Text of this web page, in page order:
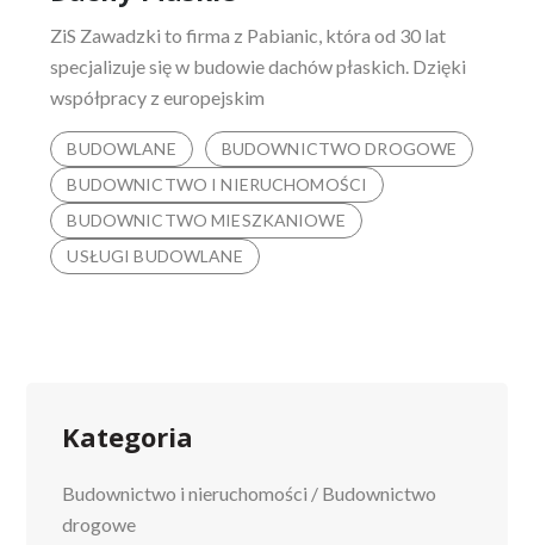
ZiS Zawadzki to firma z Pabianic, która od 30 lat
specjalizuje się w budowie dachów płaskich. Dzięki
współpracy z europejskim
BUDOWLANE
BUDOWNICTWO DROGOWE
BUDOWNICTWO I NIERUCHOMOŚCI
BUDOWNICTWO MIESZKANIOWE
USŁUGI BUDOWLANE
Kategoria
Budownictwo i nieruchomości / Budownictwo
drogowe